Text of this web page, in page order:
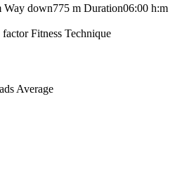
Way down775 m Duration06:00 h:m
factor Fitness Technique
Average